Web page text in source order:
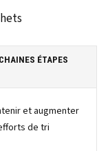
ÉTAPES
et augmenter
de tri